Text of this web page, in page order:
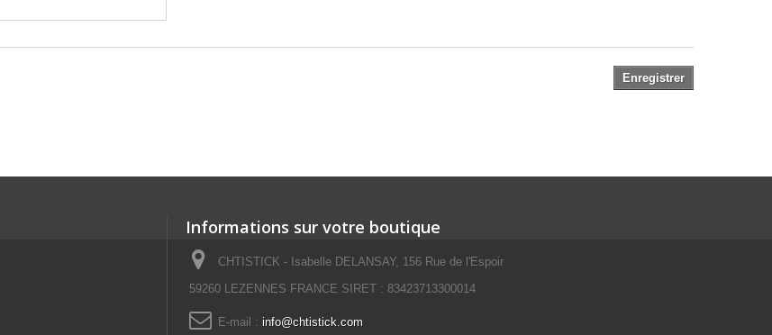
Enregistrer
Informations sur votre boutique
CHTISTICK - Isabelle DELANSAY, 156 Rue de l'Espoir
59260 LEZENNES FRANCE SIRET : 83423713300014
E-mail : info@chtistick.com